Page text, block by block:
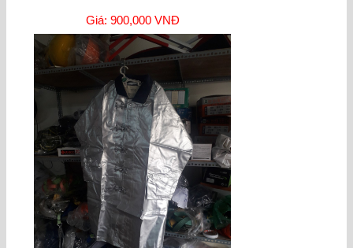
Giá: 900,000 VNĐ